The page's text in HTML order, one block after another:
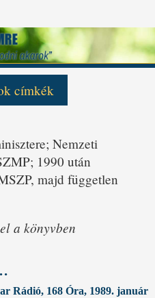
címkék
Mark Palmer
Orbán Viktor
Szabad György
Nemzeti
1990 után
majd független
a könyvben
Rádió, 168 Óra, 1989. január